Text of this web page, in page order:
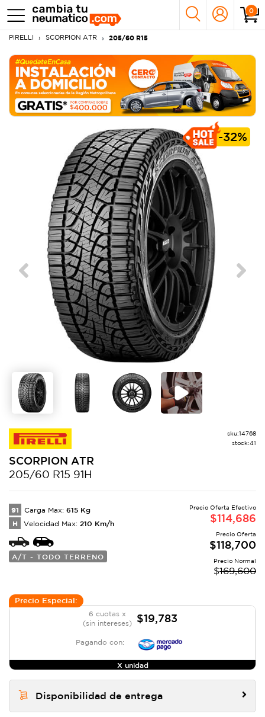
0
PIRELLI SCORPION ATR 205/60 R15
-32%
Previous Next
sku:14768
stock:41
SCORPION ATR
205/60 R15 91H
91 Carga Max: 615 Kg
H Velocidad Max: 210 Km/h
A/T - TODO TERRENO
Precio Oferta Efectivo
$114,686
Precio Oferta
$118,700
Precio Normal
$169,600
Precio Especial:
6 cuotas x
(sin intereses)
$19,783
Pagando con:
X unidad
Disponibilidad de entrega